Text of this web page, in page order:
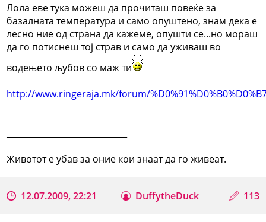
Лола еве тука можеш да прочиташ повеќе за
базалната температура и само опуштено, знам дека е
лесно ние од страна да кажеме, опушти се...но мораш
да го потиснеш тој страв и само да уживаш во
водењето љубов со маж ти
http://www.ringeraja.mk/forum/
Животот е убав за оние кои знаат да го живеат.
12.07.2009, 22:21 DuffytheDuck 113